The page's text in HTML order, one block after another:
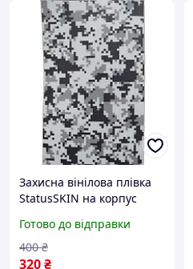
Захисна вінілова плівка
StatusSKIN на корпус
Готово до відправки
320₴
400 ₴